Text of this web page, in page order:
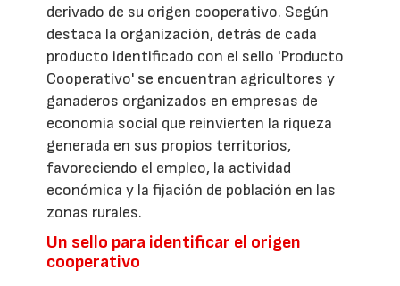
derivado de su origen cooperativo. Según
destaca la organización, detrás de cada
producto identificado con el sello 'Producto
Cooperativo' se encuentran agricultores y
ganaderos organizados en empresas de
economía social que reinvierten la riqueza
generada en sus propios territorios,
favoreciendo el empleo, la actividad
económica y la fijación de población en las
zonas rurales.
Un sello para identificar el origen
cooperativo